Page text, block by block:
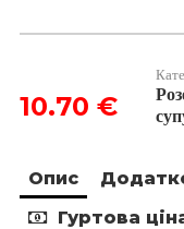
колір
KM20IW
кількість
10.70 €
Опис
Гуртова